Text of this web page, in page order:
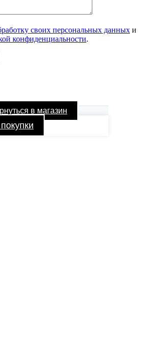
своих персональных данных и
конфиденциальности.
в магазин